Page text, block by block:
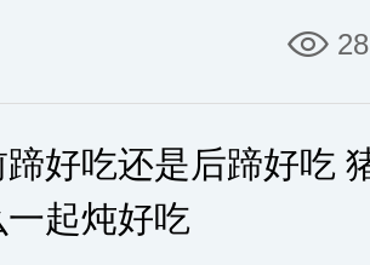
好吃还是后蹄好吃
起炖好吃